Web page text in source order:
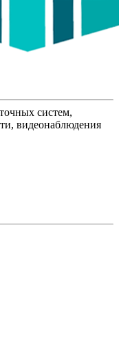
систем,
видеонаблюдения